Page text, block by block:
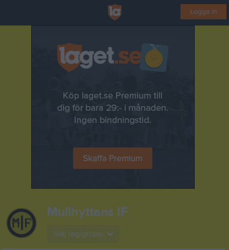
Logga in
Mullhyttans IF
Välj lag/grupp